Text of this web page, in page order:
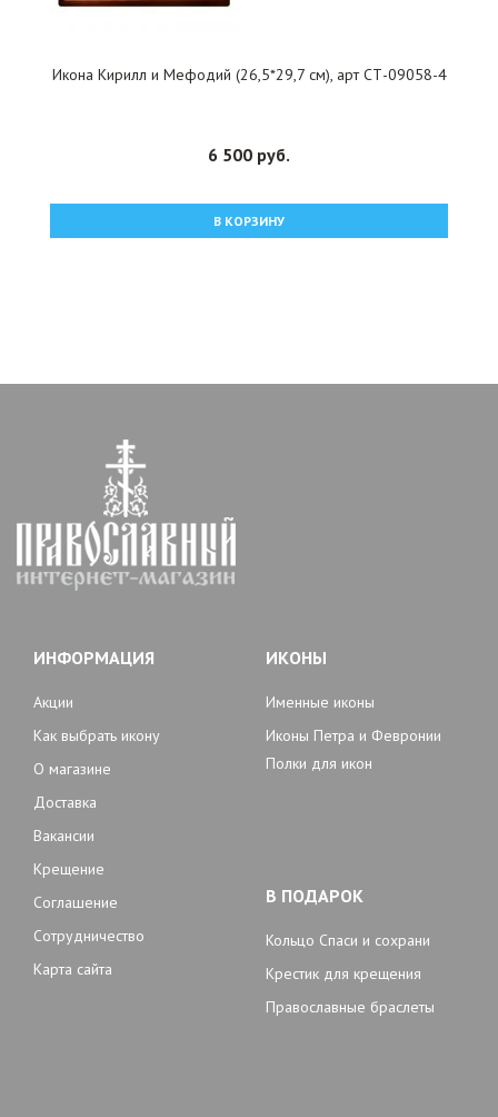
Икона Кирилл и Мефодий (26,5*29,7 см), арт СТ-09058-4
6 500 руб.
В КОРЗИНУ
ИНФОРМАЦИЯ
Акции
Как выбрать икону
О магазине
Доставка
Вакансии
Крещение
Соглашение
Сотрудничество
Карта сайта
ИКОНЫ
Именные иконы
Иконы Петра и Февронии
Полки для икон
В ПОДАРОК
Кольцо Спаси и сохрани
Крестик для крещения
Православные браслеты